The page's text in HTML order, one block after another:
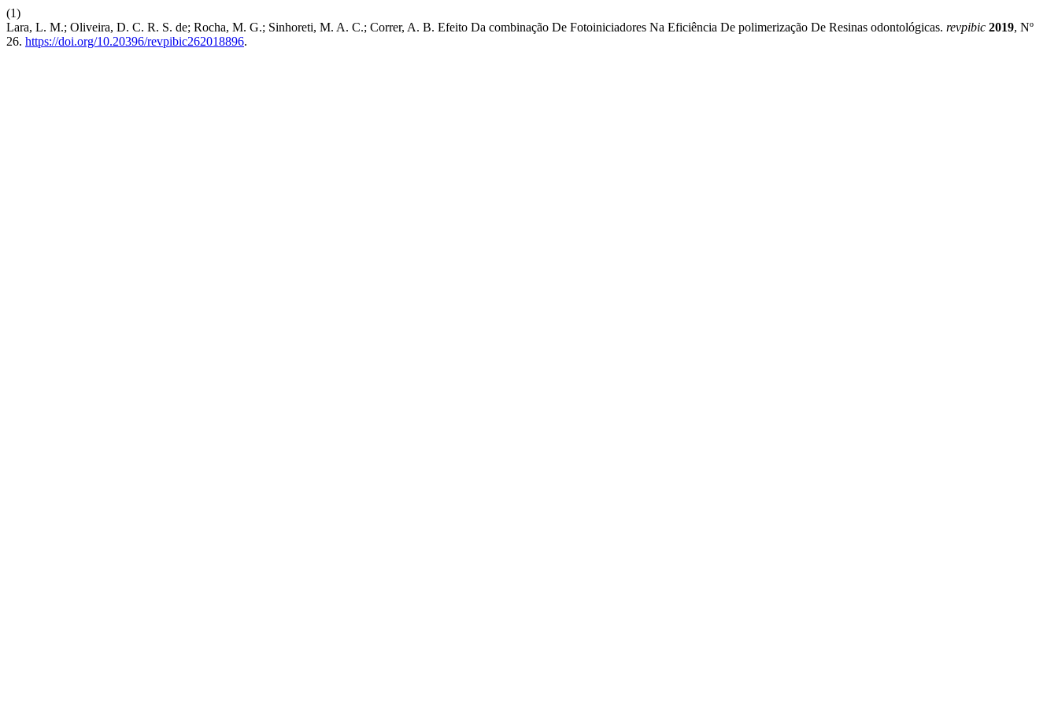
(1)
Lara, L. M.; Oliveira, D. C. R. S. de; Rocha, M. G.; Sinhoreti, M. A. C.; Correr, A. B. Efeito Da combinação De Fotoiniciadores Na Eficiência De polimerização De Resinas odontológicas. revpibic 2019, Nº
26. https://doi.org/10.20396/revpibic262018896.